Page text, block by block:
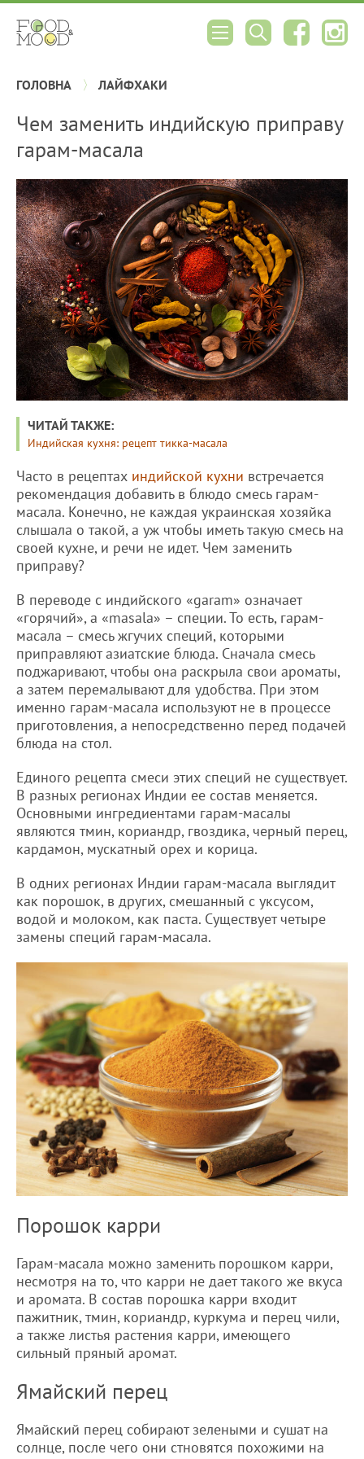
ГОЛОВНА ЛАЙФХАКИ
Чем заменить индийскую приправу
гарам-масала
ЧИТАЙ ТАКЖЕ:
Индийская кухня: рецепт тикка-масала
Часто в рецептах индийской кухни встречается
рекомендация добавить в блюдо смесь гарам-
масала. Конечно, не каждая украинская хозяйка
слышала о такой, а уж чтобы иметь такую смесь на
своей кухне, и речи не идет. Чем заменить
приправу?
В переводе с индийского «garam» означает
«горячий», а «masala» – специи. То есть, гарам-
масала – смесь жгучих специй, которыми
приправляют азиатские блюда. Сначала смесь
поджаривают, чтобы она раскрыла свои ароматы,
а затем перемалывают для удобства. При этом
именно гарам-масала используют не в процессе
приготовления, а непосредственно перед подачей
блюда на стол.
Единого рецепта смеси этих специй не существует.
В разных регионах Индии ее состав меняется.
Основными ингредиентами гарам-масалы
являются тмин, кориандр, гвоздика, черный перец,
кардамон, мускатный орех и корица.
В одних регионах Индии гарам-масала выглядит
как порошок, в других, смешанный с уксусом,
водой и молоком, как паста. Существует четыре
замены специй гарам-масала.
Порошок карри
Гарам-масала можно заменить порошком карри,
несмотря на то, что карри не дает такого же вкуса
и аромата. В состав порошка карри входит
пажитник, тмин, кориандр, куркума и перец чили,
а также листья растения карри, имеющего
сильный пряный аромат.
Ямайский перец
Ямайский перец собирают зелеными и сушат на
солнце, после чего они стновятся похожими на